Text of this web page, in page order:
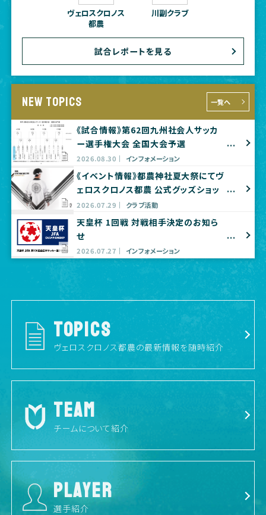
ヴェロスクロノス
都農
川副クラブ
試合レポートを見る
NEW TOPICS 一覧へ
《試合情報》第62回九州社会人サッカ
ー選手権大会 全国大会予選
2026.08.30 インフォメーション
《イベント情報》都農神社夏大祭にてヴ
ェロスクロノス都農 公式グッズショッ
プ出店のお知らせ
2026.07.29 クラブ活動
天皇杯 1回戦 対戦相手決定のお知ら
せ
2026.07.27 インフォメーション
TOPICS
ヴェロスクロノス都農の最新情報を随時紹介
TEAM
チームについて紹介
PLAYER
選手紹介